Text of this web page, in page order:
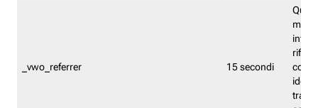
_vwo_referrer 15 secondi